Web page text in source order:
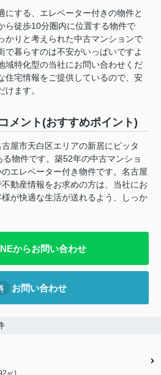
にする、エレベーター付きの物件と
ら徒歩10分圏内に位置する物件で
かりと考えられた中古マンションで
で暮らすのは不安がいっぱいですよ
域特化型の当社にお問い合わせくだ
住宅情報をご提供しているので、安
ます。
メント(おすすめポイント)
古屋市天白区エリアの新居にピッタ
物件です。築52年の中古マンショ
エレベーター付き物件です。名古屋
動産情報をお求めの方は、当社にお
が快適な生活が送れるよう、しっか
からお問い合わせ
お問い合わせ
㎡)